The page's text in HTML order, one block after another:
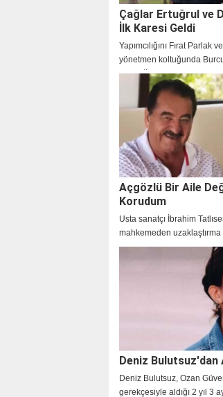
Çağlar Ertuğrul ve
İlk Karesi Geldi
Yapımcılığını Fırat
yönetmen koltuğunda
oturduğu, çarpıcı
uyandıran yeni dizi
Açgözlü Bir Aile
Korudum
Usta sanatçı İbrahim
mahkemeden uzaklaştırma
Deniz Bulutsuz'dan
Deniz Bulutsuz, Ozan
gerekçesiyle aldığı 2 yıl 3